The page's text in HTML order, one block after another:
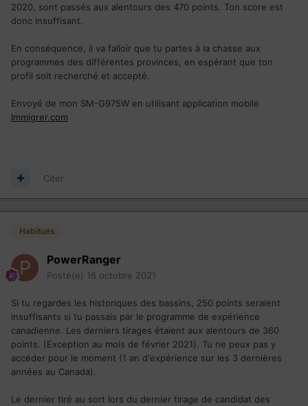
2020, sont passés aux alentours des 470 points. Ton score est
donc insuffisant.
En conséquence, il va falloir que tu partes à la chasse aux
programmes des différentes provinces, en espérant que ton
profil soit recherché et accepté.
Envoyé de mon SM-G975W en utilisant application mobile
Immigrer.com
Citer
Habitués
PowerRanger
Posté(e) 16 octobre 2021
Si tu regardes les historiques des bassins, 250 points seraient
insuffisants si tu passais par le programme de expérience
canadienne. Les derniers tirages étaient aux alentours de 360
points. (Exception au mois de février 2021). Tu ne peux pas y
accéder pour le moment (1 an d'expérience sur les 3 dernières
années au Canada).
Le dernier tiré au sort lors du dernier tirage de candidat des